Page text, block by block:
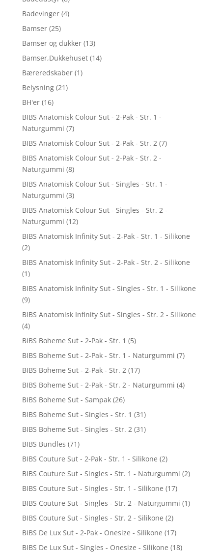
Badevinger (4)
Bamser (25)
Bamser og dukker (13)
Bamser,Dukkehuset (14)
Bæreredskaber (1)
Belysning (21)
BH'er (16)
BIBS Anatomisk Colour Sut - 2-Pak - Str. 1 -
Naturgummi (7)
BIBS Anatomisk Colour Sut - 2-Pak - Str. 2 (7)
BIBS Anatomisk Colour Sut - 2-Pak - Str. 2 -
Naturgummi (8)
BIBS Anatomisk Colour Sut - Singles - Str. 1 -
Naturgummi (3)
BIBS Anatomisk Colour Sut - Singles - Str. 2 -
Naturgummi (12)
BIBS Anatomisk Infinity Sut - 2-Pak - Str. 1 - Silikone
(2)
BIBS Anatomisk Infinity Sut - 2-Pak - Str. 2 - Silikone
(1)
BIBS Anatomisk Infinity Sut - Singles - Str. 1 - Silikone
(9)
BIBS Anatomisk Infinity Sut - Singles - Str. 2 - Silikone
(4)
BIBS Boheme Sut - 2-Pak - Str. 1 (5)
BIBS Boheme Sut - 2-Pak - Str. 1 - Naturgummi (7)
BIBS Boheme Sut - 2-Pak - Str. 2 (17)
BIBS Boheme Sut - 2-Pak - Str. 2 - Naturgummi (4)
BIBS Boheme Sut - Sampak (26)
BIBS Boheme Sut - Singles - Str. 1 (31)
BIBS Boheme Sut - Singles - Str. 2 (31)
BIBS Bundles (71)
BIBS Couture Sut - 2-Pak - Str. 1 - Silikone (2)
BIBS Couture Sut - Singles - Str. 1 - Naturgummi (2)
BIBS Couture Sut - Singles - Str. 1 - Silikone (17)
BIBS Couture Sut - Singles - Str. 2 - Naturgummi (1)
BIBS Couture Sut - Singles - Str. 2 - Silikone (2)
BIBS De Lux Sut - 2-Pak - Onesize - Silikone (17)
BIBS De Lux Sut - Singles - Onesize - Silikone (18)